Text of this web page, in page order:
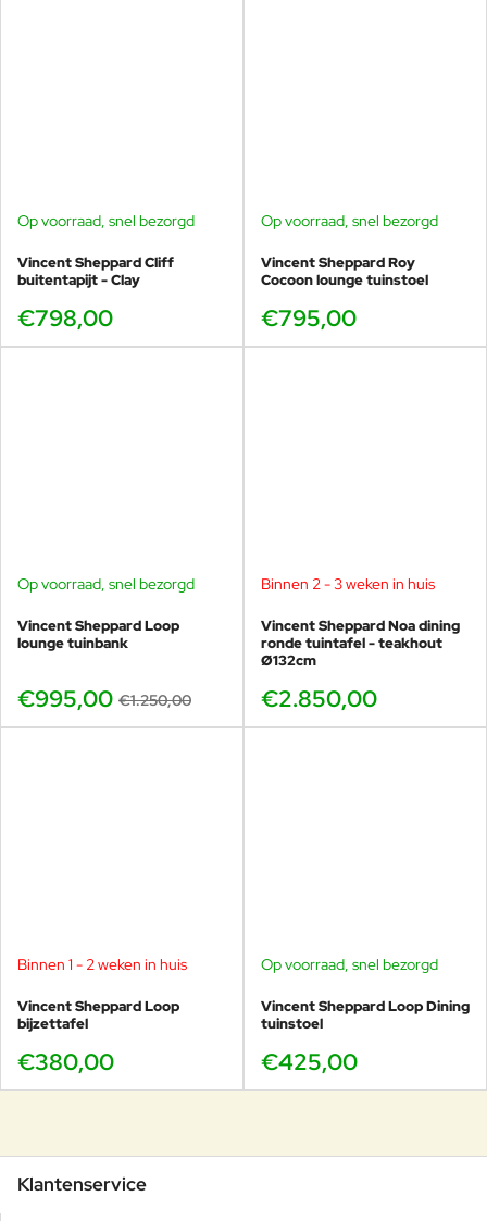
Op voorraad, snel bezorgd
Vincent Sheppard Cliff
buitentapijt - Clay
€798,00
Op voorraad, snel bezorgd
Vincent Sheppard Roy
Cocoon lounge tuinstoel
€795,00
-20%
Op voorraad, snel bezorgd
Vincent Sheppard Loop
lounge tuinbank
€995,00 €1.250,00
Binnen 2 - 3 weken in huis
Vincent Sheppard Noa dining
ronde tuintafel - teakhout
Ø132cm
€2.850,00
Binnen 1 - 2 weken in huis
Vincent Sheppard Loop
bijzettafel
€380,00
Op voorraad, snel bezorgd
Vincent Sheppard Loop Dining
tuinstoel
€425,00
Klantenservice